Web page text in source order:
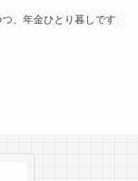
、年金ひとり暮しです